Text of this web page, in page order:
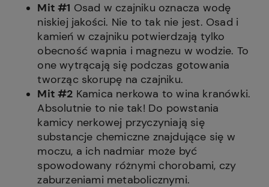
Mit #1 Osad w czajniku oznacza wodę
niskiej jakości. Nie to tak nie jest. Osad i
kamień w czajniku potwierdzają tylko
obecność wapnia i magnezu w wodzie. To
one wytrącają się podczas gotowania
tworząc skorupę na czajniku.
Mit #2 Kamica nerkowa to wina kranówki.
Absolutnie to nie tak! Do powstania
kamicy nerkowej przyczyniają się
substancje chemiczne znajdujące się w
moczu, a ich nadmiar może być
spowodowany różnymi chorobami, czy
zaburzeniami metabolicznymi.